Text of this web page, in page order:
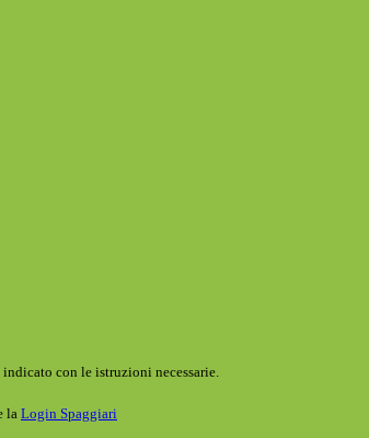
con le istruzioni necessarie.
la Login Spaggiari